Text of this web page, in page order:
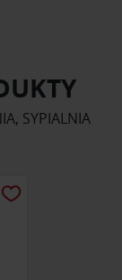
SYPIALNIA